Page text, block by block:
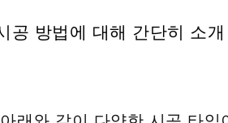
공 방법에 대해 간단히 소